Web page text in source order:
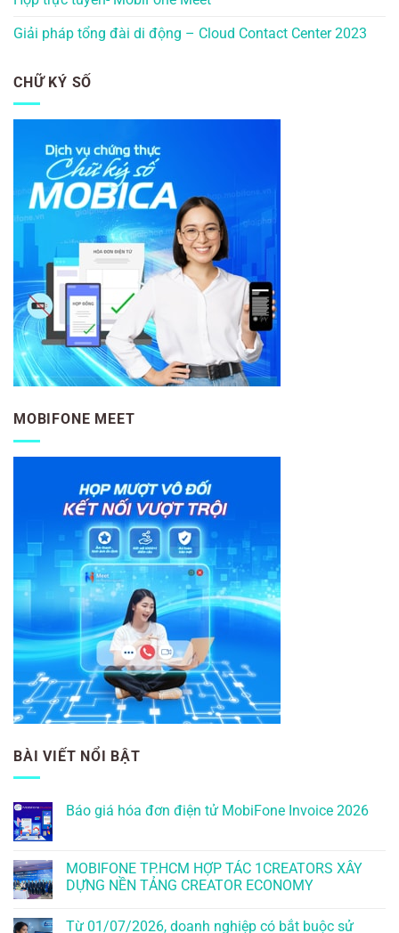
Giải pháp tổng đài di động – Cloud Contact Center 2023
CHỮ KÝ SỐ
MOBIFONE MEET
BÀI VIẾT NỔI BẬT
Báo giá hóa đơn điện tử MobiFone Invoice 2026
MOBIFONE TP.HCM HỢP TÁC 1CREATORS XÂY
DỰNG NỀN TẢNG CREATOR ECONOMY
Từ 01/07/2026, doanh nghiệp có bắt buộc sử